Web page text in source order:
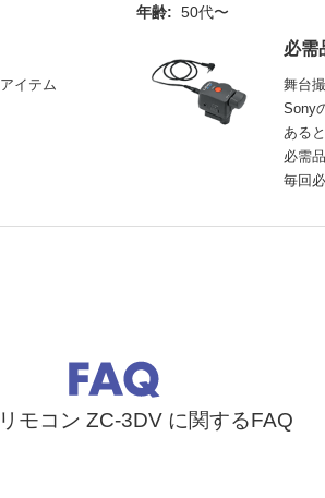
イテム
年齢: 50代〜
必需
舞台
Sony
ある
必需
毎回
モコン ZC-3DV に関するFAQ